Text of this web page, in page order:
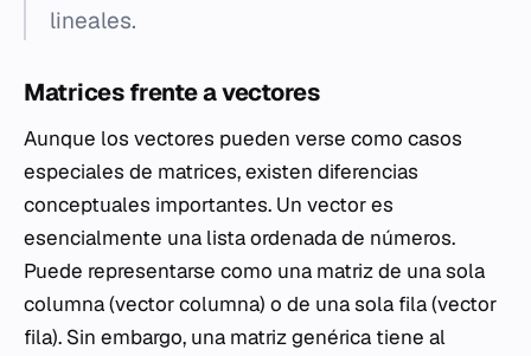
lineales.
Matrices frente a vectores
Aunque los vectores pueden verse como casos
especiales de matrices, existen diferencias
conceptuales importantes. Un vector es
esencialmente una lista ordenada de números.
Puede representarse como una matriz de una sola
columna (vector columna) o de una sola fila (vector
fila). Sin embargo, una matriz genérica tiene al